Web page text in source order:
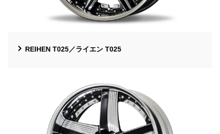
REIHEN T025／ライエン T025